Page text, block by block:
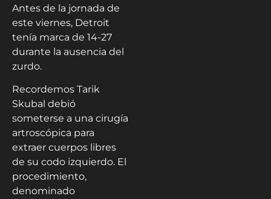
Antes de la jornada de
este viernes, Detroit
tenía marca de 14-27
durante la ausencia del
zurdo.
Recordemos Tarik
Skubal debió
someterse a una cirugía
artroscópica para
extraer cuerpos libres
de su codo izquierdo. El
procedimiento,
denominado